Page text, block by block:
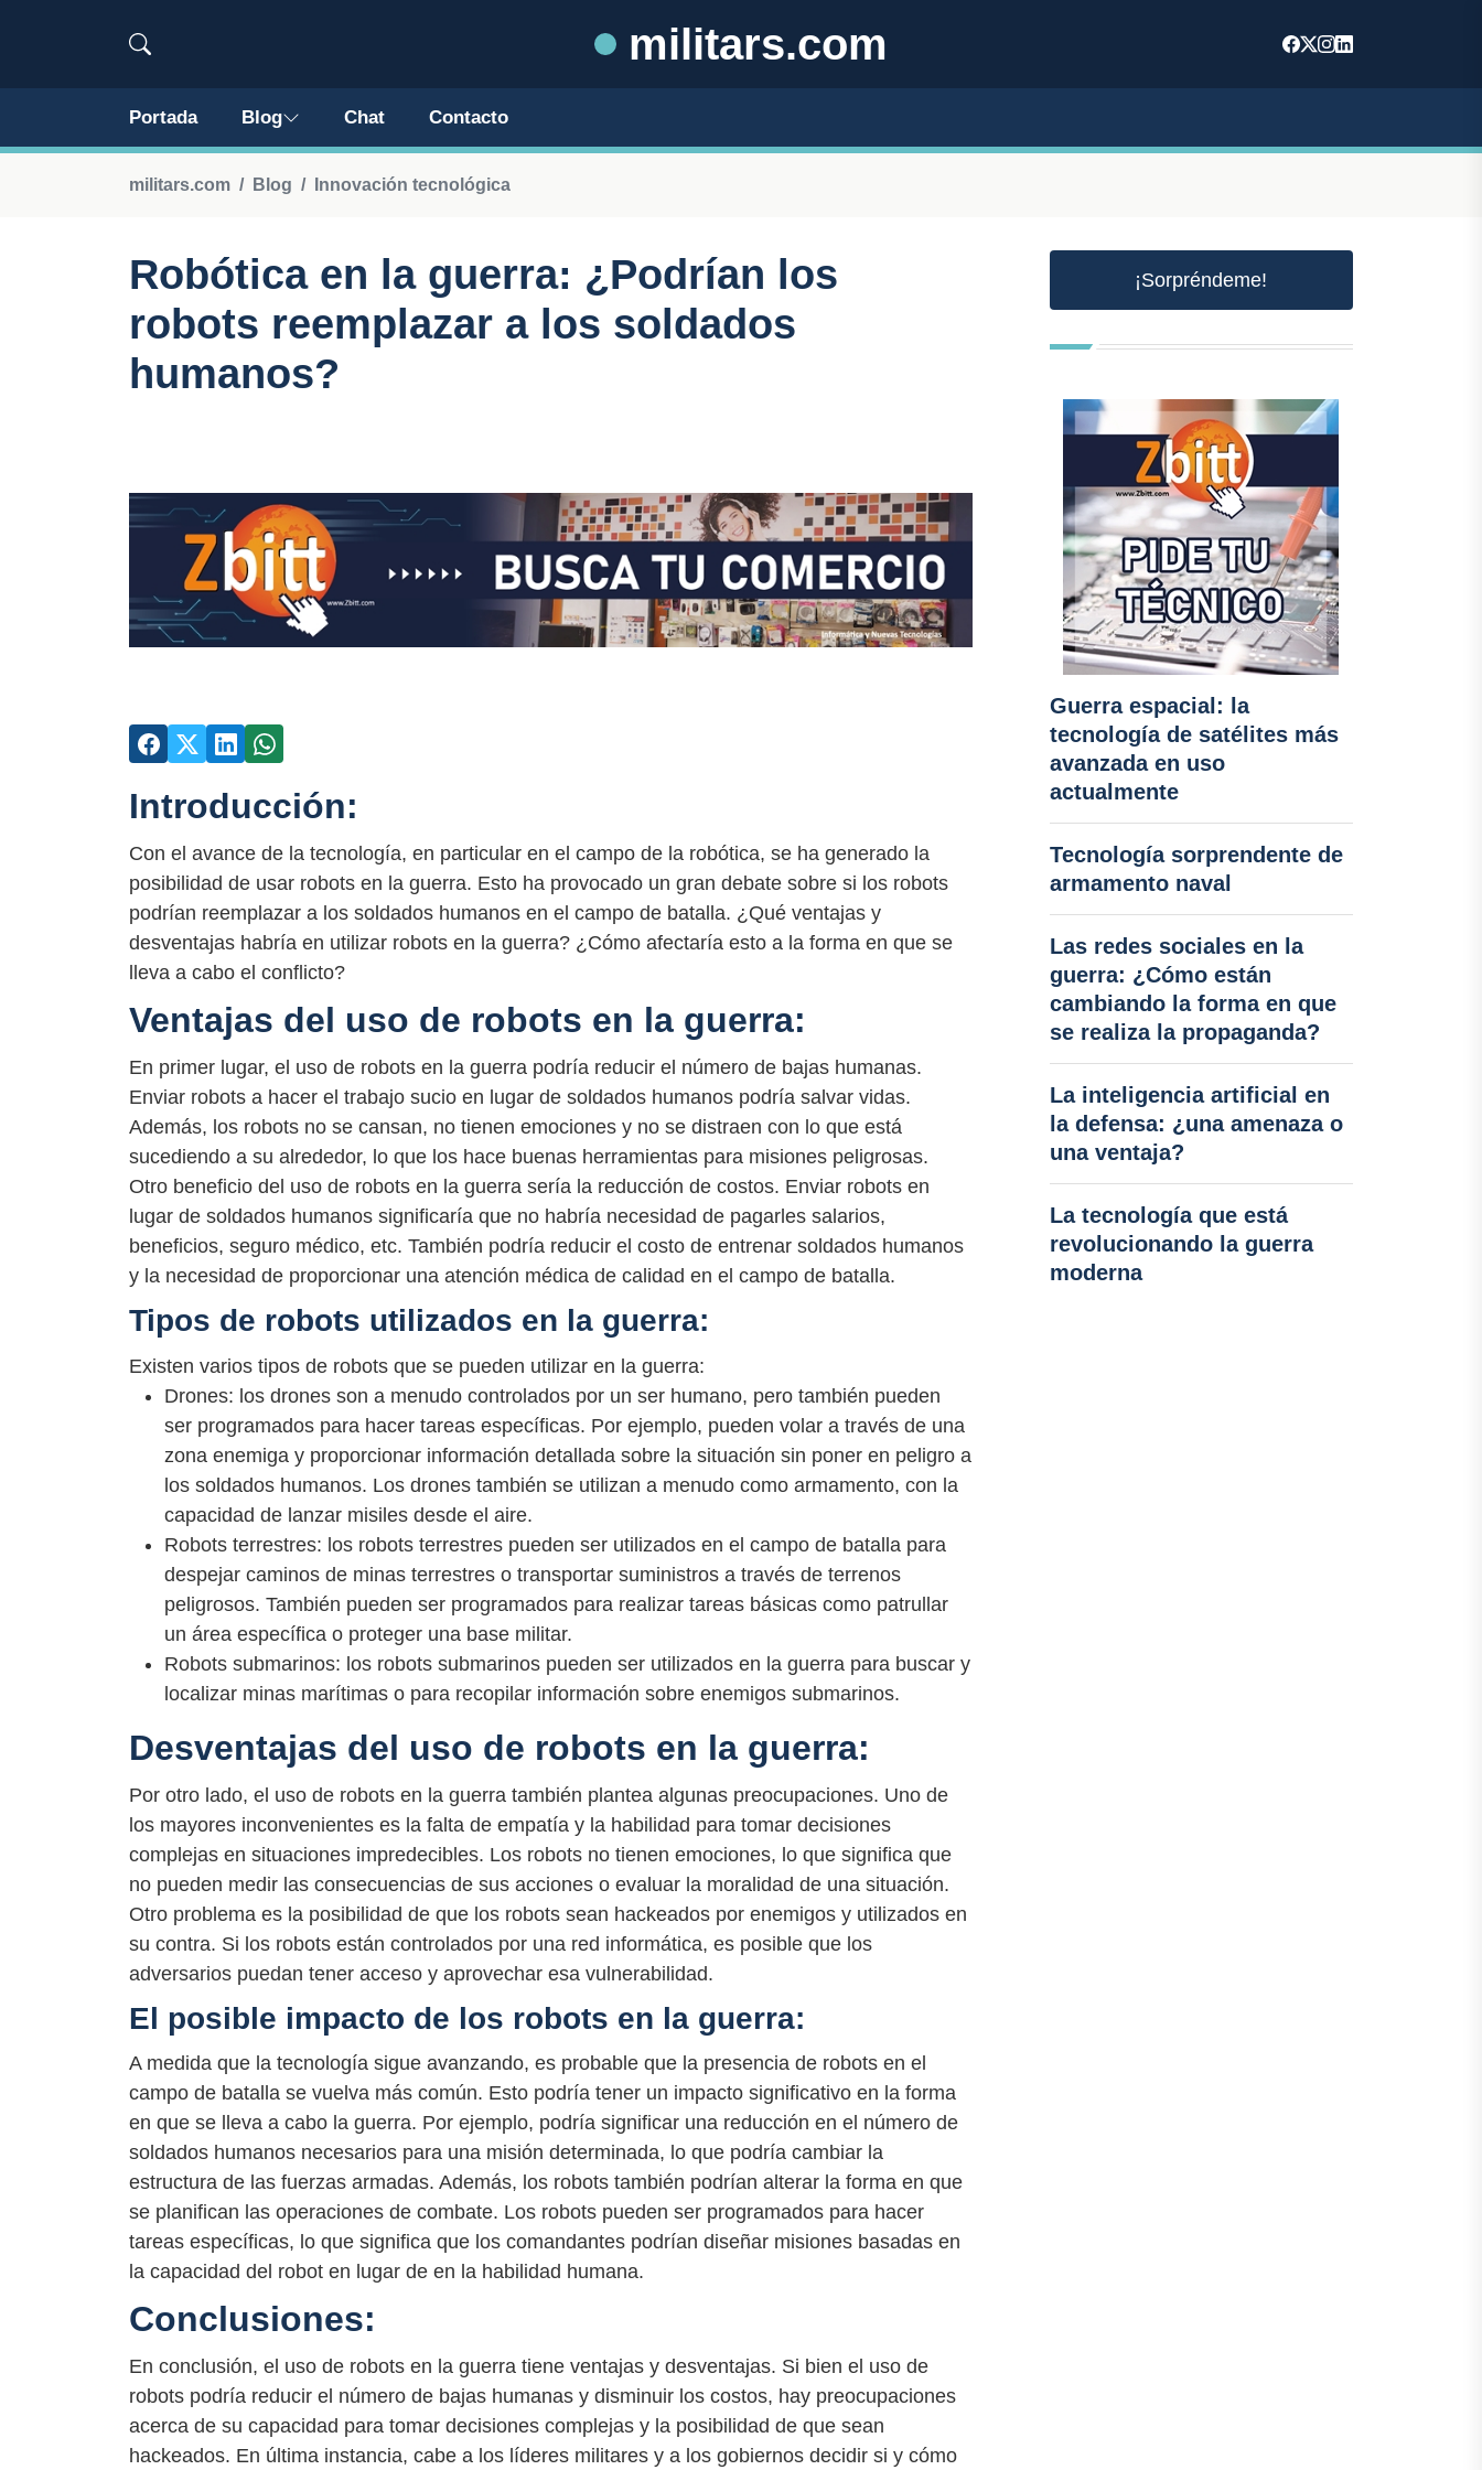
militars.com
Portada Blog Chat Contacto
militars.com Blog Innovación tecnológica
Robótica en la guerra: ¿Podrían los
robots reemplazar a los soldados
humanos?
Introducción:
Con el avance de la tecnología, en particular en el campo de la robótica, se ha generado la
posibilidad de usar robots en la guerra. Esto ha provocado un gran debate sobre si los robots
podrían reemplazar a los soldados humanos en el campo de batalla. ¿Qué ventajas y
desventajas habría en utilizar robots en la guerra? ¿Cómo afectaría esto a la forma en que se
lleva a cabo el conflicto?
Ventajas del uso de robots en la guerra:
En primer lugar, el uso de robots en la guerra podría reducir el número de bajas humanas.
Enviar robots a hacer el trabajo sucio en lugar de soldados humanos podría salvar vidas.
Además, los robots no se cansan, no tienen emociones y no se distraen con lo que está
sucediendo a su alrededor, lo que los hace buenas herramientas para misiones peligrosas.
Otro beneficio del uso de robots en la guerra sería la reducción de costos. Enviar robots en
lugar de soldados humanos significaría que no habría necesidad de pagarles salarios,
beneficios, seguro médico, etc. También podría reducir el costo de entrenar soldados humanos
y la necesidad de proporcionar una atención médica de calidad en el campo de batalla.
Tipos de robots utilizados en la guerra:
Existen varios tipos de robots que se pueden utilizar en la guerra:
Drones: los drones son a menudo controlados por un ser humano, pero también pueden
ser programados para hacer tareas específicas. Por ejemplo, pueden volar a través de una
zona enemiga y proporcionar información detallada sobre la situación sin poner en peligro a
los soldados humanos. Los drones también se utilizan a menudo como armamento, con la
capacidad de lanzar misiles desde el aire.
Robots terrestres: los robots terrestres pueden ser utilizados en el campo de batalla para
despejar caminos de minas terrestres o transportar suministros a través de terrenos
peligrosos. También pueden ser programados para realizar tareas básicas como patrullar
un área específica o proteger una base militar.
Robots submarinos: los robots submarinos pueden ser utilizados en la guerra para buscar y
localizar minas marítimas o para recopilar información sobre enemigos submarinos.
Desventajas del uso de robots en la guerra:
Por otro lado, el uso de robots en la guerra también plantea algunas preocupaciones. Uno de
los mayores inconvenientes es la falta de empatía y la habilidad para tomar decisiones
complejas en situaciones impredecibles. Los robots no tienen emociones, lo que significa que
no pueden medir las consecuencias de sus acciones o evaluar la moralidad de una situación.
Otro problema es la posibilidad de que los robots sean hackeados por enemigos y utilizados en
su contra. Si los robots están controlados por una red informática, es posible que los
adversarios puedan tener acceso y aprovechar esa vulnerabilidad.
El posible impacto de los robots en la guerra:
A medida que la tecnología sigue avanzando, es probable que la presencia de robots en el
campo de batalla se vuelva más común. Esto podría tener un impacto significativo en la forma
en que se lleva a cabo la guerra. Por ejemplo, podría significar una reducción en el número de
soldados humanos necesarios para una misión determinada, lo que podría cambiar la
estructura de las fuerzas armadas. Además, los robots también podrían alterar la forma en que
se planifican las operaciones de combate. Los robots pueden ser programados para hacer
tareas específicas, lo que significa que los comandantes podrían diseñar misiones basadas en
la capacidad del robot en lugar de en la habilidad humana.
Conclusiones:
En conclusión, el uso de robots en la guerra tiene ventajas y desventajas. Si bien el uso de
robots podría reducir el número de bajas humanas y disminuir los costos, hay preocupaciones
acerca de su capacidad para tomar decisiones complejas y la posibilidad de que sean
hackeados. En última instancia, cabe a los líderes militares y a los gobiernos decidir si y cómo
¡Sorpréndeme!
Guerra espacial: la
tecnología de satélites más
avanzada en uso
actualmente
Tecnología sorprendente de
armamento naval
Las redes sociales en la
guerra: ¿Cómo están
cambiando la forma en que
se realiza la propaganda?
La inteligencia artificial en
la defensa: ¿una amenaza o
una ventaja?
La tecnología que está
revolucionando la guerra
moderna